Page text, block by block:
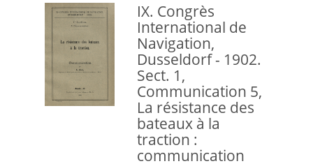
IX. Congrès
International de
Navigation,
Dusseldorf - 1902.
Sect. 1,
Communication 5,
La résistance des
bateaux à la
traction :
communication